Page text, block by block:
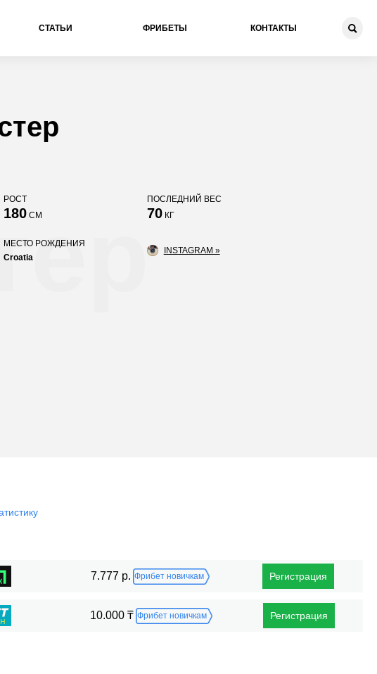
СТАТЬИ ФРИБЕТЫ КОНТАКТЫ
РОСТ
180 СМ
ПОСЛЕДНИЙ ВЕС
70КГ
МЕСТО РОЖДЕНИЯ
Croatia
INSTAGRAM »
Поражения
7.777 р. Фрибет новичкам Регистрация
10.000 ₸ Фрибет новичкам Регистрация